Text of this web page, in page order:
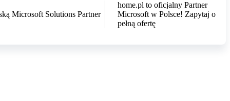
home.pl to oficjalny Partner
Microsoft w Polsce! Zapytaj o
pełną ofertę